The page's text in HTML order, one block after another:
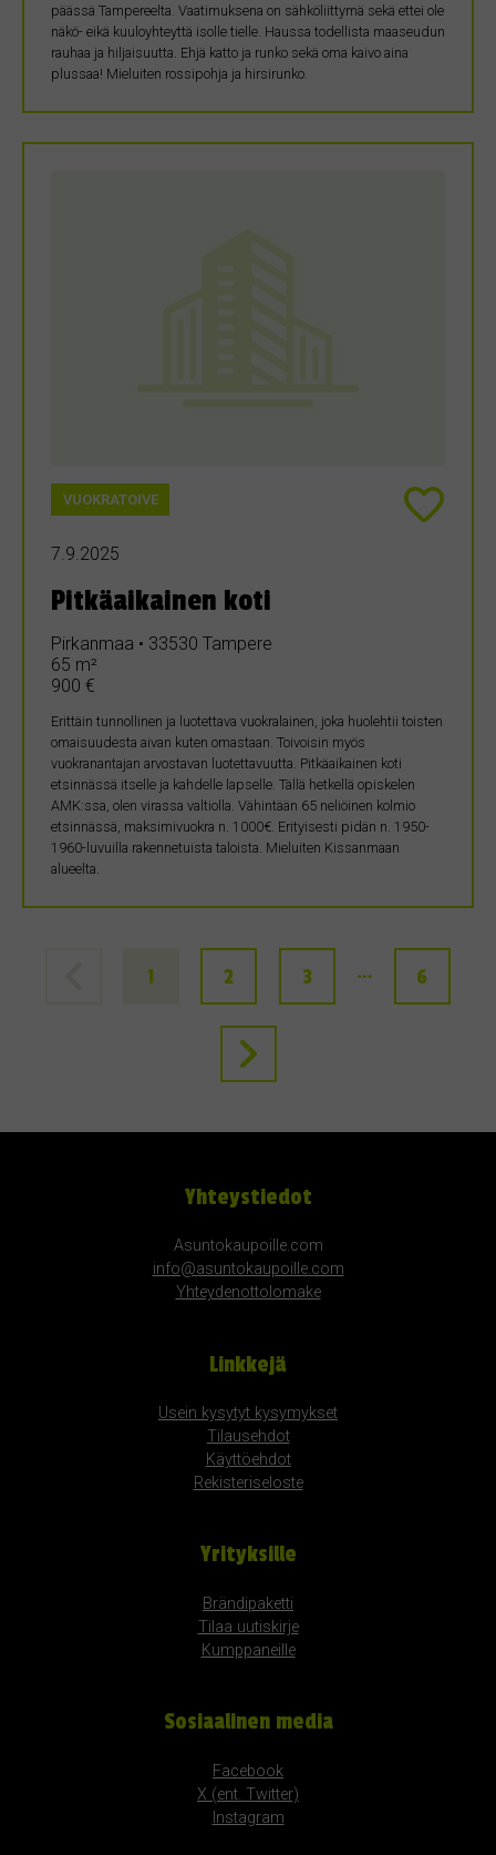
päässä Tampereelta. Vaatimuksena on sähköliittymä sekä ettei ole
näkö- eikä kuuloyhteyttä isolle tielle. Haussa todellista maaseudun
rauhaa ja hiljaisuutta. Ehjä katto ja runko sekä oma kaivo aina
plussaa! Mieluiten rossipohja ja hirsirunko.
VUOKRATOIVE
7.9.2025
Pitkäaikainen koti
Pirkanmaa • 33530 Tampere
65 m²
900 €
Erittäin tunnollinen ja luotettava vuokralainen, joka huolehtii toisten
omaisuudesta aivan kuten omastaan. Toivoisin myös
vuokranantajan arvostavan luotettavuutta. Pitkäaikainen koti
etsinnässä itselle ja kahdelle lapselle. Tällä hetkellä opiskelen
AMK:ssa, olen virassa valtiolla. Vähintään 65 neliöinen kolmio
etsinnässä, maksimivuokra n. 1000€. Erityisesti pidän n. 1950-
1960-luvuilla rakennetuista taloista. Mieluiten Kissanmaan
alueelta.
1 2 3 … 6
Yhteystiedot
Asuntokaupoille.com
info@asuntokaupoille.com
Yhteydenottolomake
Linkkejä
Usein kysytyt kysymykset
Tilausehdot
Käyttöehdot
Rekisteriseloste
Yrityksille
Brändipaketti
Tilaa uutiskirje
Kumppaneille
Sosiaalinen media
Facebook
X (ent. Twitter)
Instagram